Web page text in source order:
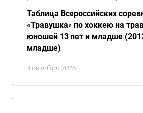
3 октября 2025
Таблица Всероссийских
«Травушка» по хоккею на
юношей 13 лет и младше
младше)